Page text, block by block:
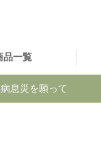
品一覧
息災を願って